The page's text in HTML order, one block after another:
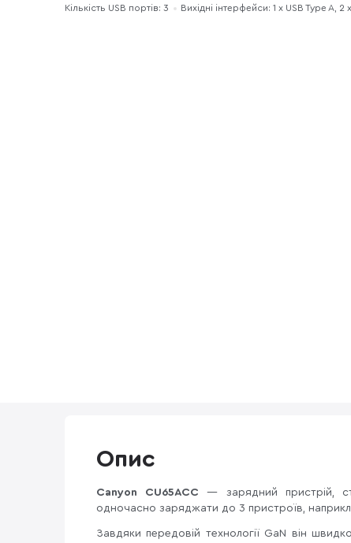
Кількість USB портів: 3
Вихідні інтерфейси: 1 x USB Type A, 2
Опис
Canyon CU65ACC— зарядний пристрій,
одночасно заряджати до 3 пристроїв,
Завдяки передовій технології GaN він